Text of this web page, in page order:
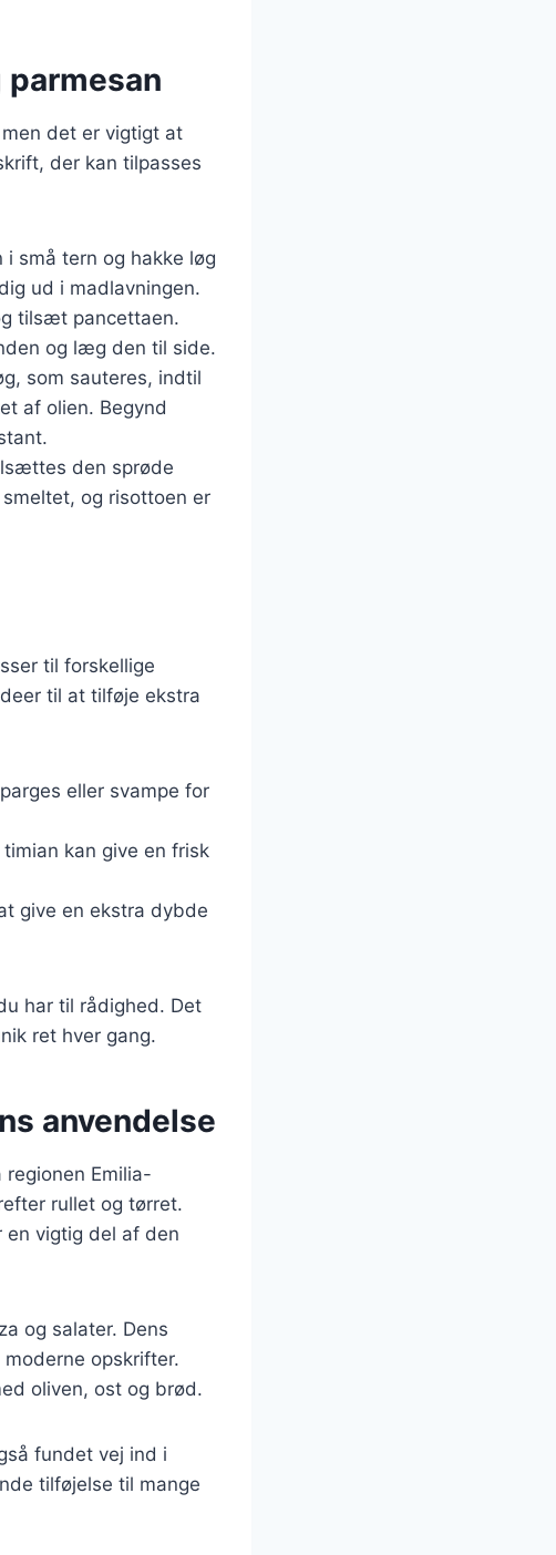
det er vigtigt at
der kan tilpasses
små tern og hakke løg
ud i madlavningen.
tilsæt pancettaen.
og læg den til side.
som sauteres, indtil
af olien. Begynd
den sprøde
og risottoen er
til forskellige
til at tilføje ekstra
eller svampe for
kan give en frisk
give en ekstra dybde
har til rådighed. Det
ret hver gang.
anvendelse
Emilia-
rullet og tørret.
vigtig del af den
og salater. Dens
opskrifter.
oliven, ost og brød.
fundet vej ind i
tilføjelse til mange